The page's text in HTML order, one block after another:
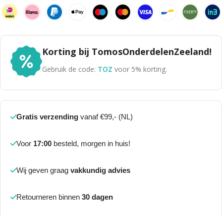
Korting bij TomosOnderdelenZeeland!
Gebruik de code: TOZ voor 5% korting.
Gratis verzending vanaf €99,- (NL)
Voor 17:00 besteld, morgen in huis!
Wij geven graag vakkundig advies
Retourneren binnen 30 dagen